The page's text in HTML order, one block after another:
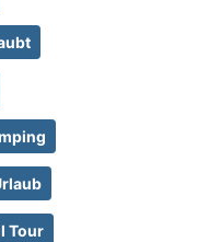
Tour